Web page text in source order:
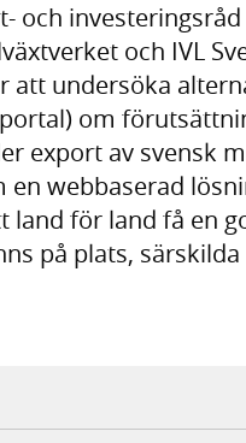
och
och IVL
att undersöka
om
export av svensk
webbaserad
för land få en
på plats,